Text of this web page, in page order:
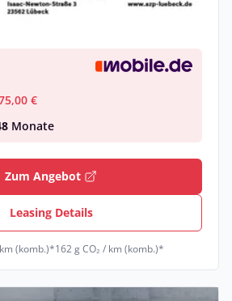
239 PS (176 kW)
€
Monate
Zum Angebot
Leasing Details
(komb.)*162 g CO₂ / km (komb.)*